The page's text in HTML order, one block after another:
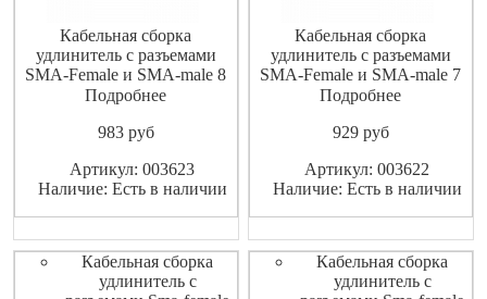
Кабельная сборка
удлинитель с разъемами
SMA-Female и SMA-male 8
метров RG-58 50 Ом
Подробнее
983pуб
Артикул: 003623
Наличие: Есть в наличии
Кабельная сборка
удлинитель с разъемами
SMA-Female и SMA-male 7
метров RG-58 50 Ом
Подробнее
929pуб
Артикул: 003622
Наличие: Есть в наличии
Кабельная сборка
удлинитель с
Кабельная сборка
удлинитель с